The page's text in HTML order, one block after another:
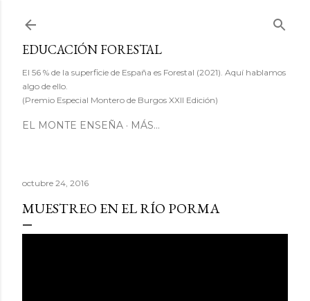
EDUCACIÓN FORESTAL
El 56 % de la superficie de España es Forestal (2021). Aquí hablamos
algo de ello.
(Premio Especial Montero de Burgos XXII Edición)
EL MONTE ENSEÑA MÁS…
octubre 24, 2016
MUESTREO EN EL RÍO PORMA